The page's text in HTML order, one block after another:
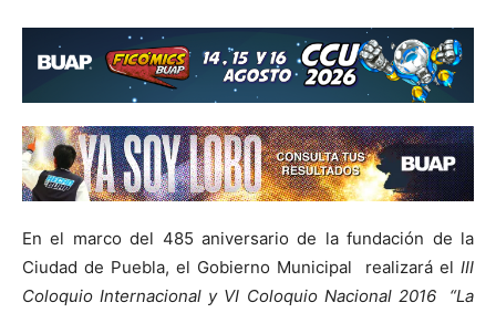
En el marco del 485 aniversario de la fundación de la
Ciudad de Puebla, el Gobierno Municipal realizará el III
Coloquio Internacional y VI Coloquio Nacional 2016 “La